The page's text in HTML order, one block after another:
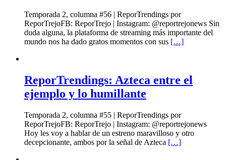
Temporada 2, columna #56 | ReporTrendings por
ReporTrejoFB: ReporTrejo | Instagram: @reportrejonews Sin
duda alguna, la plataforma de streaming más importante del
mundo nos ha dado gratos momentos con sus […]
ReporTrendings: Azteca entre el
ejemplo y lo humillante
Temporada 2, columna #55 | ReporTrendings por
ReporTrejoFB: ReporTrejo | Instagram: @reportrejonews
Hoy les voy a hablar de un estreno maravilloso y otro
decepcionante, ambos por la señal de Azteca […]